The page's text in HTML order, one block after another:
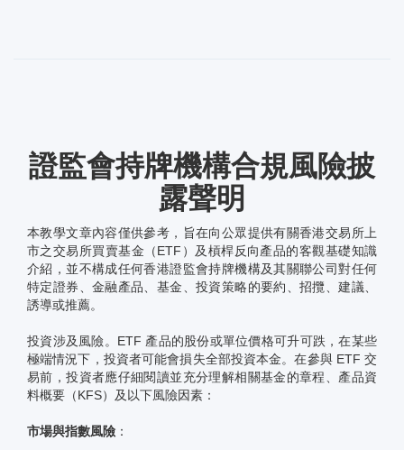
證監會持牌機構合規風險披
露聲明
本教學文章內容僅供參考，旨在向公眾提供有關香港交易所上
市之交易所買賣基金（ETF）及槓桿反向產品的客觀基礎知識
介紹，並不構成任何香港證監會持牌機構及其關聯公司對任何
特定證券、金融產品、基金、投資策略的要約、招攬、建議、
誘導或推薦。
投資涉及風險。ETF 產品的股份或單位價格可升可跌，在某些
極端情況下，投資者可能會損失全部投資本金。在參與 ETF 交
易前，投資者應仔細閱讀並充分理解相關基金的章程、產品資
料概要（KFS）及以下風險因素：
市場與指數風險 ：